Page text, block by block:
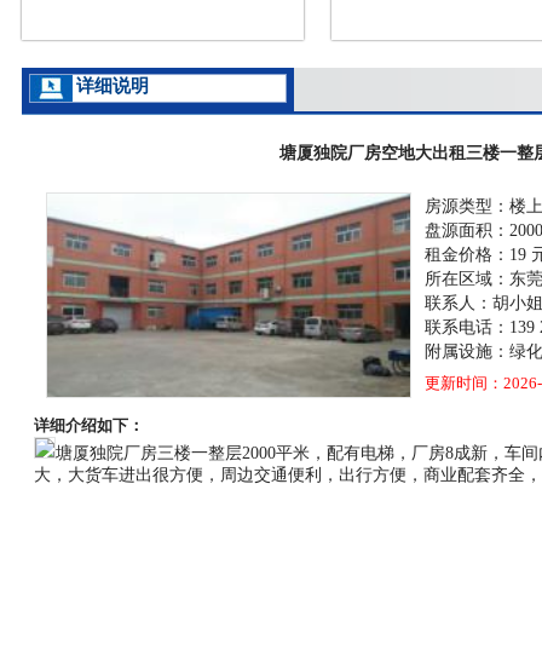
详细说明
塘厦独院厂房空地大出租三楼一整
房源类型：楼
盘源面积：
租金价格：19
所在区域：东
联系人：胡小姐
联系电话：139
附属设施：绿
更新时间：
详细介绍如下：
塘厦独院厂房三楼一整层2000平米，配有电梯，厂房8成新，车
大，大货车进出很方便，周边交通便利，出行方便，商业配套齐全